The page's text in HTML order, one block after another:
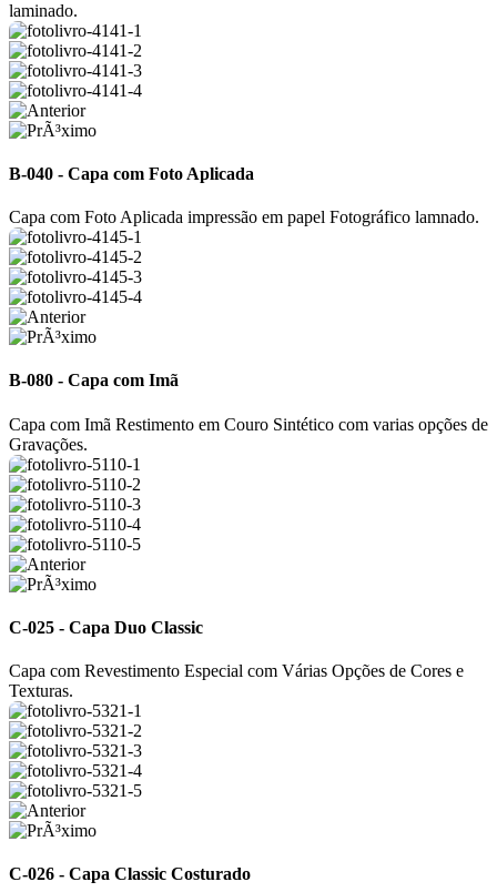
laminado.
B-040 - Capa com Foto Aplicada
Capa com Foto Aplicada impressão em papel Fotográfico lamnado.
B-080 - Capa com Imã
Capa com Imã Restimento em Couro Sintético com varias opções de
Gravações.
C-025 - Capa Duo Classic
Capa com Revestimento Especial com Várias Opções de Cores e
Texturas.
C-026 - Capa Classic Costurado